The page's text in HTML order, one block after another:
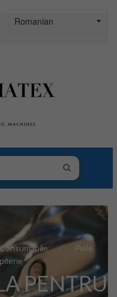
Consumabile
Piele
PENTRU